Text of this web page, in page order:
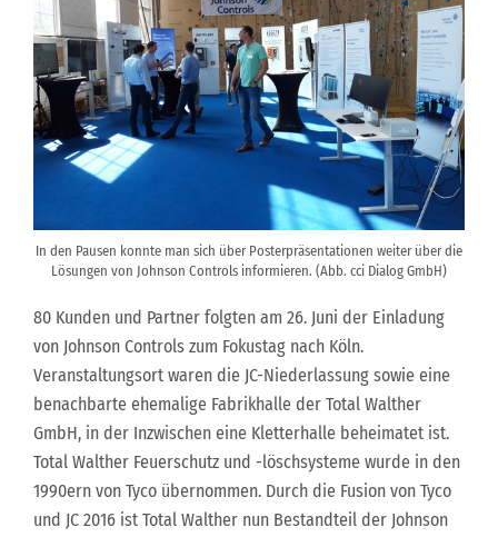
In den Pausen konnte man sich über Posterpräsentationen weiter über die
Lösungen von Johnson Controls informieren. (Abb. cci Dialog GmbH)
80 Kunden und Partner folgten am 26. Juni der Einladung
von Johnson Controls zum Fokustag nach Köln.
Veranstaltungsort waren die JC-Niederlassung sowie eine
benachbarte ehemalige Fabrikhalle der Total Walther
GmbH, in der Inzwischen eine Kletterhalle beheimatet ist.
Total Walther Feuerschutz und -löschsysteme wurde in den
1990ern von Tyco übernommen. Durch die Fusion von Tyco
und JC 2016 ist Total Walther nun Bestandteil der Johnson